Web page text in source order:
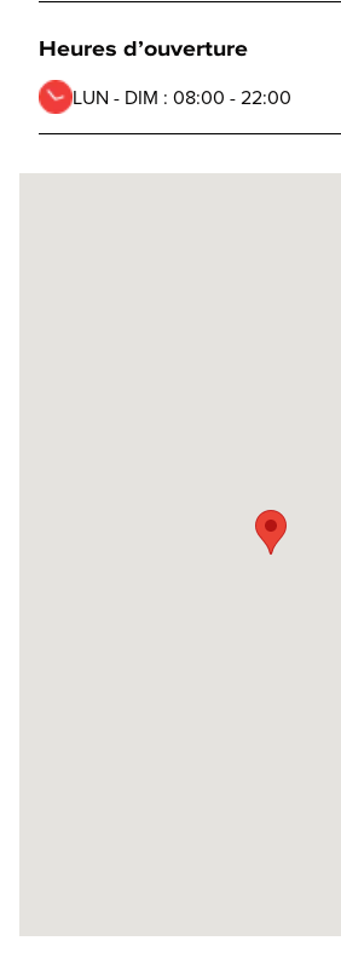
Heures d’ouverture
LUN - DIM : 08:00 - 22:00